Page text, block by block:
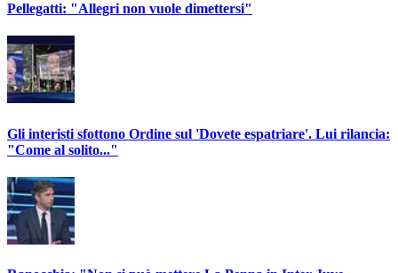
Pellegatti: "Allegri non vuole dimettersi"
Gli interisti sfottono Ordine sul 'Dovete espatriare'. Lui rilancia:
"Come al solito..."